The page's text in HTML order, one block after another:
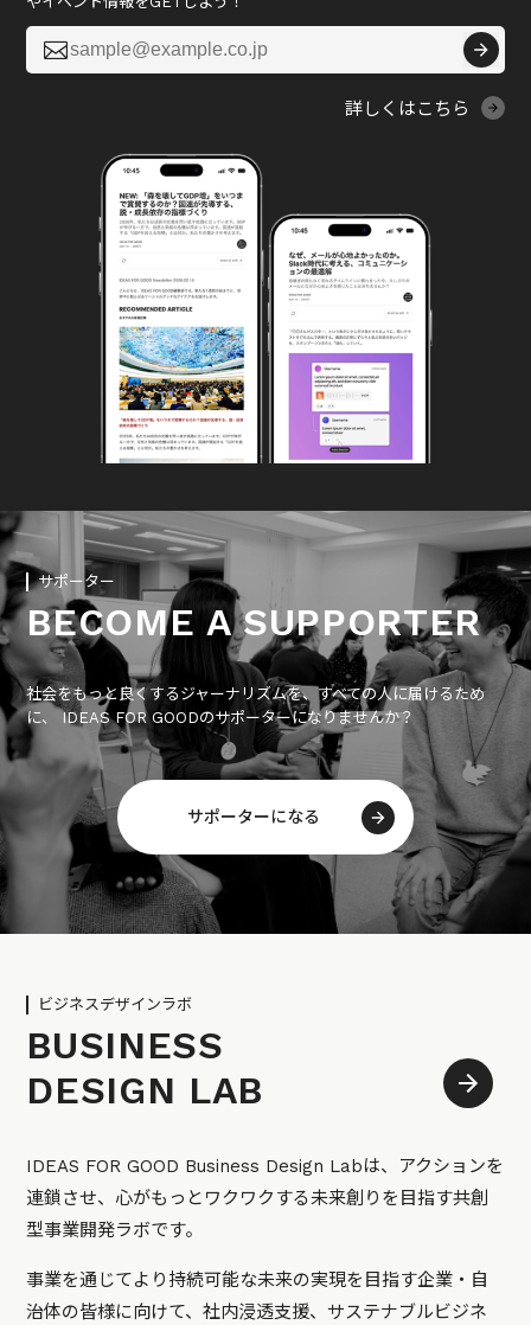

詳しくはこちら
サポーター
BECOME A SUPPORTER
社会をもっと良くするジャーナリズムを、すべての人に届けるため
に、 IDEAS FOR GOODのサポーターになりませんか？
サポーターになる
ビジネスデザインラボ
BUSINESS
DESIGN LAB
IDEAS FOR GOOD Business Design Labは、アクションを
連鎖させ、心がもっとワクワクする未来創りを目指す共創
型事業開発ラボです。
事業を通じてより持続可能な未来の実現を目指す企業・自
治体の皆様に向けて、社内浸透支援、サステナブルビジネ